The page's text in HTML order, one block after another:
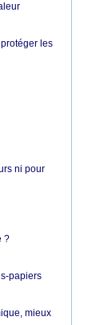
les
ni pour
?
papiers
mieux